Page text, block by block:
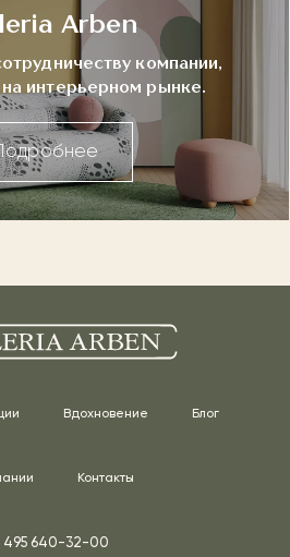
Arben
компании,
интерьерном рынке.
Вдохновение Блог
Контакты
495 640-32-00